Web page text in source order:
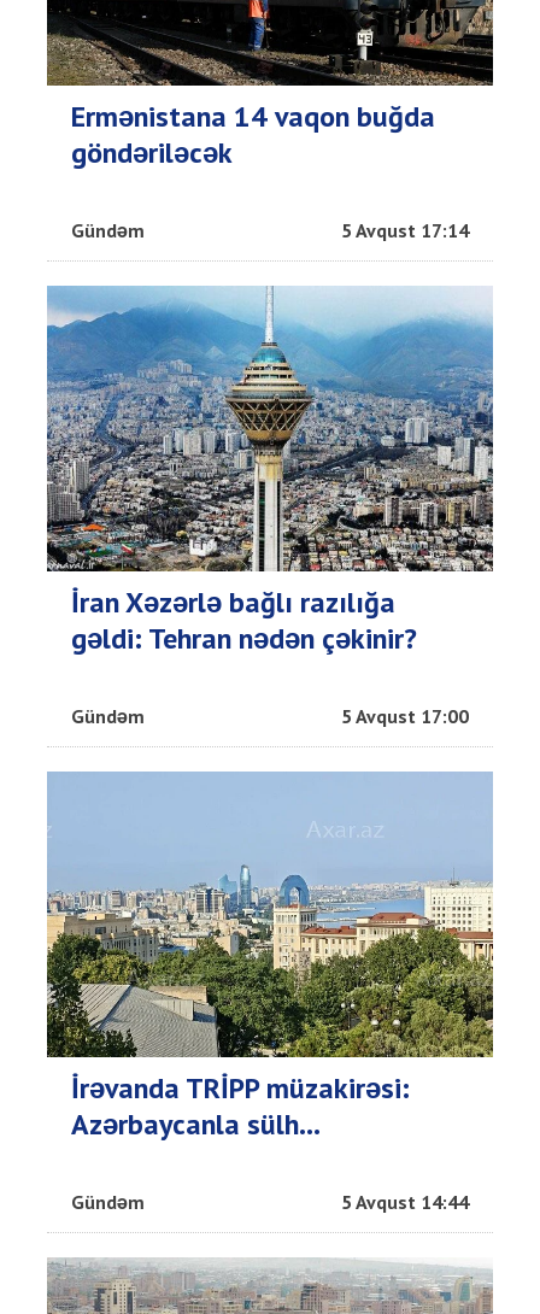
Ermənistana 14 vaqon buğda
göndəriləcək
Gündəm 5 Avqust 17:14
İran Xəzərlə bağlı razılığa
gəldi: Tehran nədən çəkinir?
Gündəm 5 Avqust 17:00
İrəvanda TRİPP müzakirəsi:
Azərbaycanla sülh...
Gündəm 5 Avqust 14:44